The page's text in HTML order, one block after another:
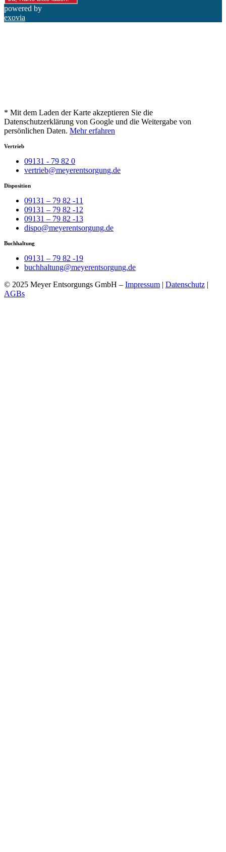
powered by
exovia
* Mit dem Laden der Karte akzeptieren Sie die
Datenschutzerklärung von Google und die Weitergabe von
persönlichen Daten. Mehr erfahren
Vertrieb
09131 - 79 82 0
vertrieb@meyerentsorgung.de
Disposition
09131 – 79 82 -11
09131 – 79 82 -12
09131 – 79 82 -13
dispo@meyerentsorgung.de
Buchhaltung
09131 – 79 82 -19
buchhaltung@meyerentsorgung.de
© 2025 Meyer Entsorgungs GmbH – Impressum | Datenschutz |
AGBs